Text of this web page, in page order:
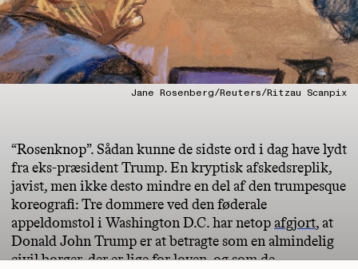
Jane Rosenberg/Reuters/Ritzau Scanpix
“Rosenknop”. Sådan kunne de sidste ord i dag have lydt
fra eks-præsident Trump. En kryptisk afskedsreplik,
javist, men ikke desto mindre en del af den trumpesque
koreografi: Tre dommere ved den føderale
appeldomstol i Washington D.C. har netopafgjort, at
Donald John Trump er at betragte som en almindelig
civil borger, der er lige for loven, og som de